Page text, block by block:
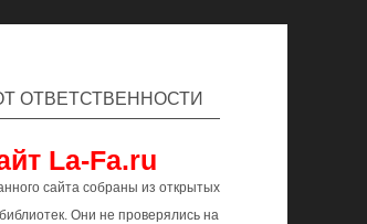
ОТВЕТСТВЕННОСТИ
La-Fa.ru
сайта собраны из открытых
Они не проверялись на